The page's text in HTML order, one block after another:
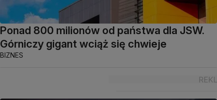
Ponad 800 milionów od państwa dla JSW.
Górniczy gigant wciąż się chwieje
BIZNES